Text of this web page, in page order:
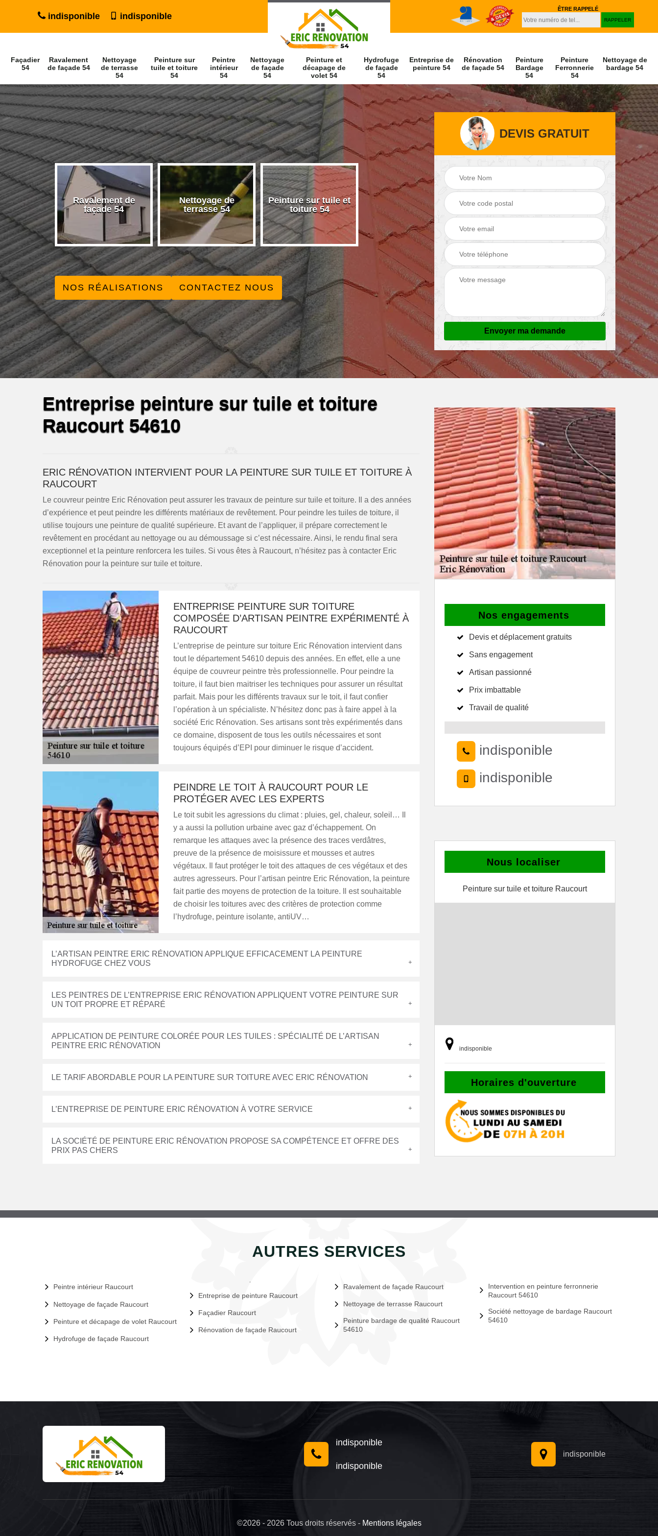
indisponible indisponible
ÊTRE RAPPELÉ
Façadier
54
Ravalement
de façade 54
Nettoyage
de terrasse
54
Peinture sur
tuile et toiture
54
Peintre
intérieur
54
Nettoyage
de façade
54
Peinture et
décapage de
volet 54
Hydrofuge
de façade
54
Entreprise de
peinture 54
Rénovation
de façade 54
Peinture
Bardage
54
Peinture
Ferronnerie
54
Nettoyage de
bardage 54
54
Ravalement de
façade 54
Nettoyage de
terrasse 54
Peinture sur tuile et
toiture 54
Peintre intérieur 54
Nettoyage de
façade 54
Peinture et
décapage de volet
54
NOS RÉALISATIONS CONTACTEZ NOUS
DEVIS GRATUIT
Entreprise peinture sur tuile et toiture
Raucourt 54610
ERIC RÉNOVATION INTERVIENT POUR LA PEINTURE SUR TUILE ET TOITURE À
RAUCOURT
Le couvreur peintre Eric Rénovation peut assurer les travaux de peinture sur tuile et toiture. Il a des années
d’expérience et peut peindre les différents matériaux de revêtement. Pour peindre les tuiles de toiture, il
utilise toujours une peinture de qualité supérieure. Et avant de l’appliquer, il prépare correctement le
revêtement en procédant au nettoyage ou au démoussage si c’est nécessaire. Ainsi, le rendu final sera
exceptionnel et la peinture renforcera les tuiles. Si vous êtes à Raucourt, n’hésitez pas à contacter Eric
Rénovation pour la peinture sur tuile et toiture.
ENTREPRISE PEINTURE SUR TOITURE
COMPOSÉE D’ARTISAN PEINTRE EXPÉRIMENTÉ À
RAUCOURT
L’entreprise de peinture sur toiture Eric Rénovation intervient dans
tout le département 54610 depuis des années. En effet, elle a une
équipe de couvreur peintre très professionnelle. Pour peindre la
toiture, il faut bien maitriser les techniques pour assurer un résultat
parfait. Mais pour les différents travaux sur le toit, il faut confier
l’opération à un spécialiste. N’hésitez donc pas à faire appel à la
société Eric Rénovation. Ses artisans sont très expérimentés dans
ce domaine, disposent de tous les outils nécessaires et sont
toujours équipés d’EPI pour diminuer le risque d’accident.
PEINDRE LE TOIT À RAUCOURT POUR LE
PROTÉGER AVEC LES EXPERTS
Le toit subit les agressions du climat : pluies, gel, chaleur, soleil… Il
y a aussi la pollution urbaine avec gaz d’échappement. On
remarque les attaques avec la présence des traces verdâtres,
preuve de la présence de moisissure et mousses et autres
végétaux. Il faut protéger le toit des attaques de ces végétaux et des
autres agresseurs. Pour l’artisan peintre Eric Rénovation, la peinture
fait partie des moyens de protection de la toiture. Il est souhaitable
de choisir les toitures avec des critères de protection comme
l’hydrofuge, peinture isolante, antiUV…
L’ARTISAN PEINTRE ERIC RÉNOVATION APPLIQUE EFFICACEMENT LA PEINTURE
HYDROFUGE CHEZ VOUS
LES PEINTRES DE L’ENTREPRISE ERIC RÉNOVATION APPLIQUENT VOTRE PEINTURE SUR
UN TOIT PROPRE ET RÉPARÉ
APPLICATION DE PEINTURE COLORÉE POUR LES TUILES : SPÉCIALITÉ DE L’ARTISAN
PEINTRE ERIC RÉNOVATION
LE TARIF ABORDABLE POUR LA PEINTURE SUR TOITURE AVEC ERIC RÉNOVATION
L’ENTREPRISE DE PEINTURE ERIC RÉNOVATION À VOTRE SERVICE
LA SOCIÉTÉ DE PEINTURE ERIC RÉNOVATION PROPOSE SA COMPÉTENCE ET OFFRE DES
PRIX PAS CHERS
Nos engagements
Devis et déplacement gratuits
Sans engagement
Artisan passionné
Prix imbattable
Travail de qualité
indisponible
indisponible
Nous localiser
Peinture sur tuile et toiture Raucourt
indisponible
Horaires d'ouverture
AUTRES SERVICES
Peintre intérieur Raucourt
Nettoyage de façade Raucourt
Peinture et décapage de volet Raucourt
Hydrofuge de façade Raucourt
Entreprise de peinture Raucourt
Façadier Raucourt
Rénovation de façade Raucourt
Ravalement de façade Raucourt
Nettoyage de terrasse Raucourt
Peinture bardage de qualité Raucourt
54610
Intervention en peinture ferronnerie
Raucourt 54610
Société nettoyage de bardage Raucourt
54610
indisponible
indisponible
indisponible
©2026 - 2026 Tous droits réservés - Mentions légales